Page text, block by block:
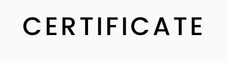
CERTIFICATE